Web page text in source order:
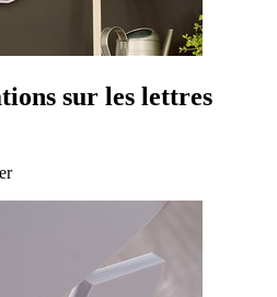
sur les lettres